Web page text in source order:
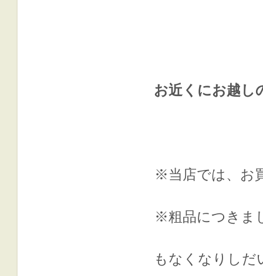
お近くにお越し
※当店では、お
※粗品につきま
もなくなりし だ